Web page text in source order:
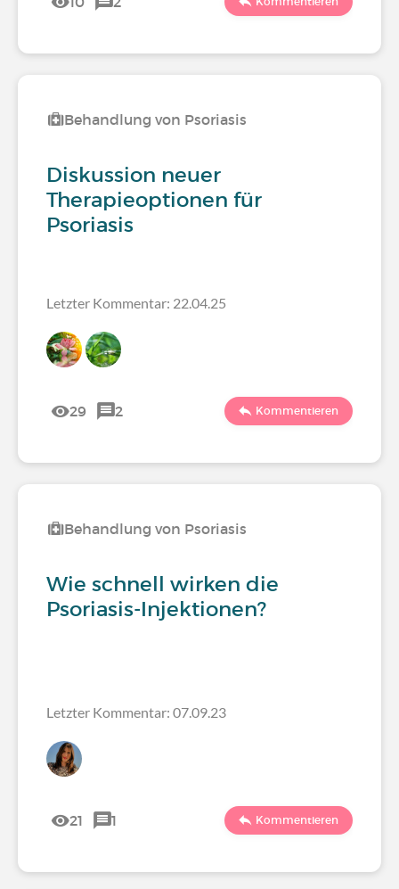
Behandlung von Psoriasis
Diskussion neuer
Therapieoptionen für
Psoriasis
Letzter Kommentar: 22.04.25
29 2 Kommentieren
Behandlung von Psoriasis
Wie schnell wirken die
Psoriasis-Injektionen?
Letzter Kommentar: 07.09.23
21 1 Kommentieren